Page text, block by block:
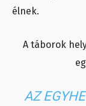
élnek.
A táborok
AZ